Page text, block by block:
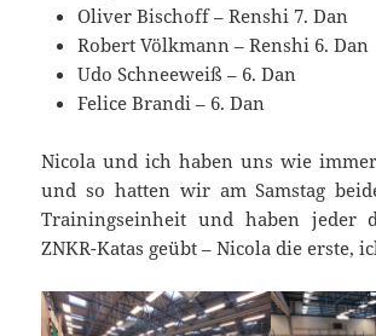
Oliver Bischoff – Renshi 7. Dan
Robert Völkmann – Renshi 6. Dan
Udo Schneeweiß – 6. Dan
Felice Brandi – 6. Dan
Nicola und ich haben uns wie
und so hatten wir am Samstag
Trainingseinheit und haben jeder
ZNKR-Katas geübt – Nicola die erste,